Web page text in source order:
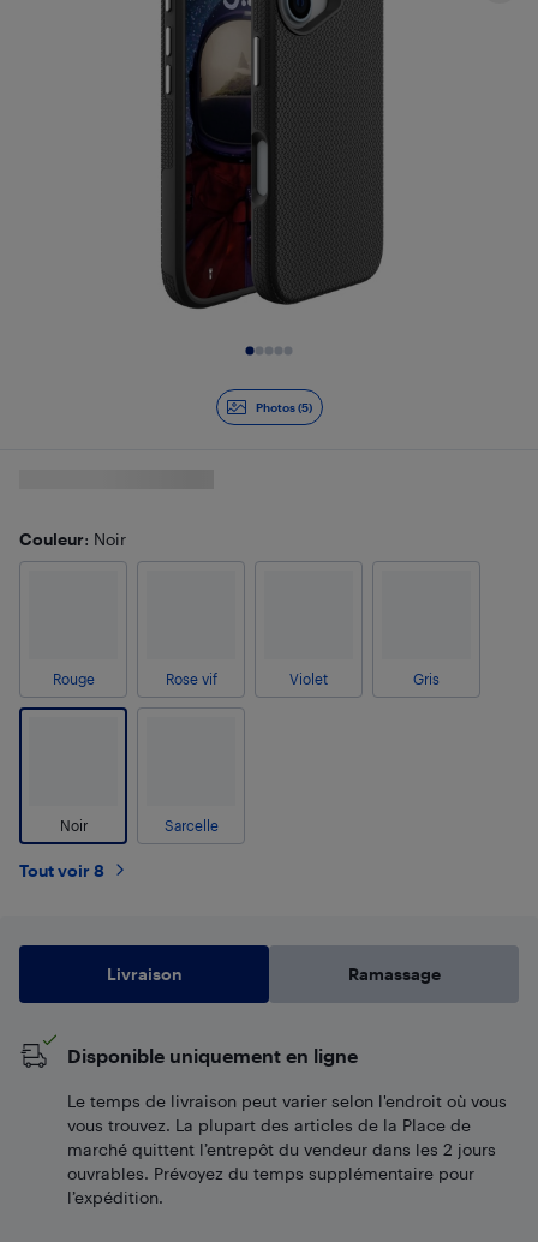
Photos (5)
Couleur: Noir
Rouge Rose vif Violet Gris
Noir Sarcelle
Tout voir 8
Livraison Ramassage
Disponible uniquement en ligne
Le temps de livraison peut varier selon l'endroit où vous
vous trouvez. La plupart des articles de la Place de
marché quittent l’entrepôt du vendeur dans les 2 jours
ouvrables. Prévoyez du temps supplémentaire pour
l’expédition.